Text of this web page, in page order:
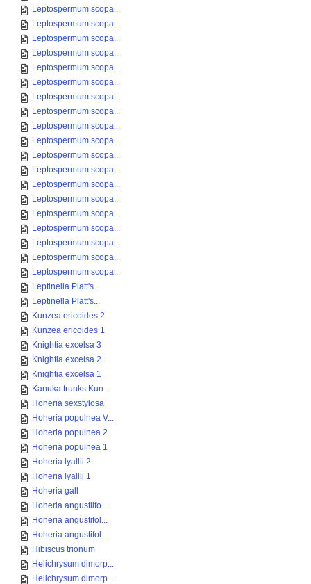
Leptospermum scopa...
Leptospermum scopa...
Leptospermum scopa...
Leptospermum scopa...
Leptospermum scopa...
Leptospermum scopa...
Leptospermum scopa...
Leptospermum scopa...
Leptospermum scopa...
Leptospermum scopa...
Leptospermum scopa...
Leptospermum scopa...
Leptospermum scopa...
Leptospermum scopa...
Leptospermum scopa...
Leptospermum scopa...
Leptospermum scopa...
Leptospermum scopa...
Leptospermum scopa...
Leptinella Platt's...
Leptinella Platt's...
Kunzea ericoides 2
Kunzea ericoides 1
Knightia excelsa 3
Knightia excelsa 2
Knightia excelsa 1
Kanuka trunks Kun...
Hoheria sexstylosa
Hoheria populnea V...
Hoheria populnea 2
Hoheria populnea 1
Hoheria lyallii 2
Hoheria lyallii 1
Hoheria gall
Hoheria angustiifo...
Hoheria angustifol...
Hoheria angustifol...
Hibiscus trionum
Helichrysum dimorp...
Helichrysum dimorp...